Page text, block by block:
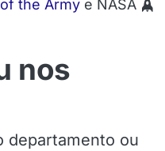
the Army e NASA
nos
departamento ou